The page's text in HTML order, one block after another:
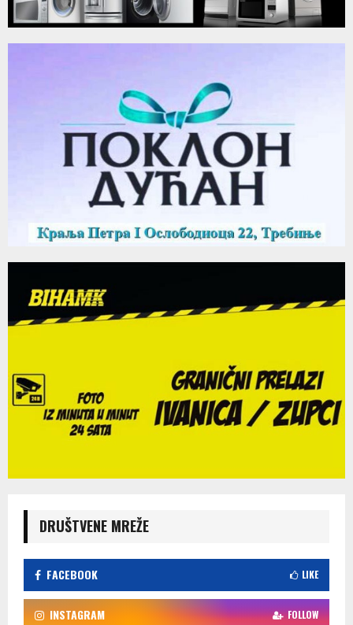
DRUŠTVENE MREŽE
FACEBOOK LIKE
INSTAGRAM FOLLOW